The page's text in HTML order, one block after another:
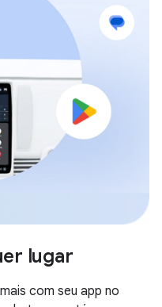
lugar
com seu app no